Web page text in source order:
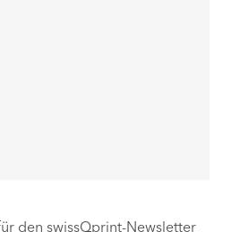
den swissQprint-Newsletter